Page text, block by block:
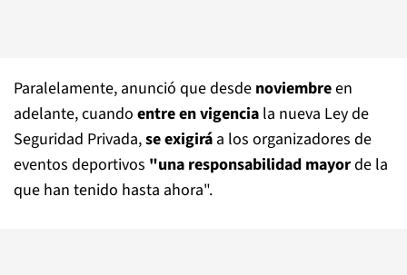
Paralelamente, anunció que desde noviembreen
adelante, cuando entre en vigencia la nueva Ley de
Seguridad Privada,se exigirá a los organizadores de
eventos deportivos "una responsabilidad mayorde la
que han tenido hasta ahora".